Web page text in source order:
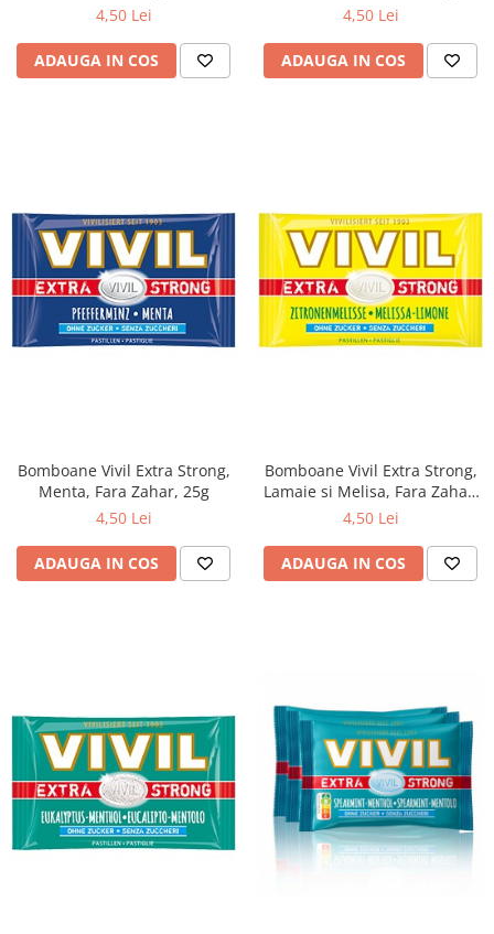
4,50 Lei
ADAUGA IN COS
4,50 Lei
ADAUGA IN COS
Bomboane Vivil Extra Strong,
Menta, Fara Zahar, 25g
4,50 Lei
ADAUGA IN COS
Bomboane Vivil Extra Strong,
Lamaie si Melisa, Fara Zahar,
25g
4,50 Lei
ADAUGA IN COS